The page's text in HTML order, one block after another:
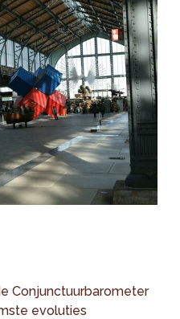
Conjunctuurbarometer
evoluties